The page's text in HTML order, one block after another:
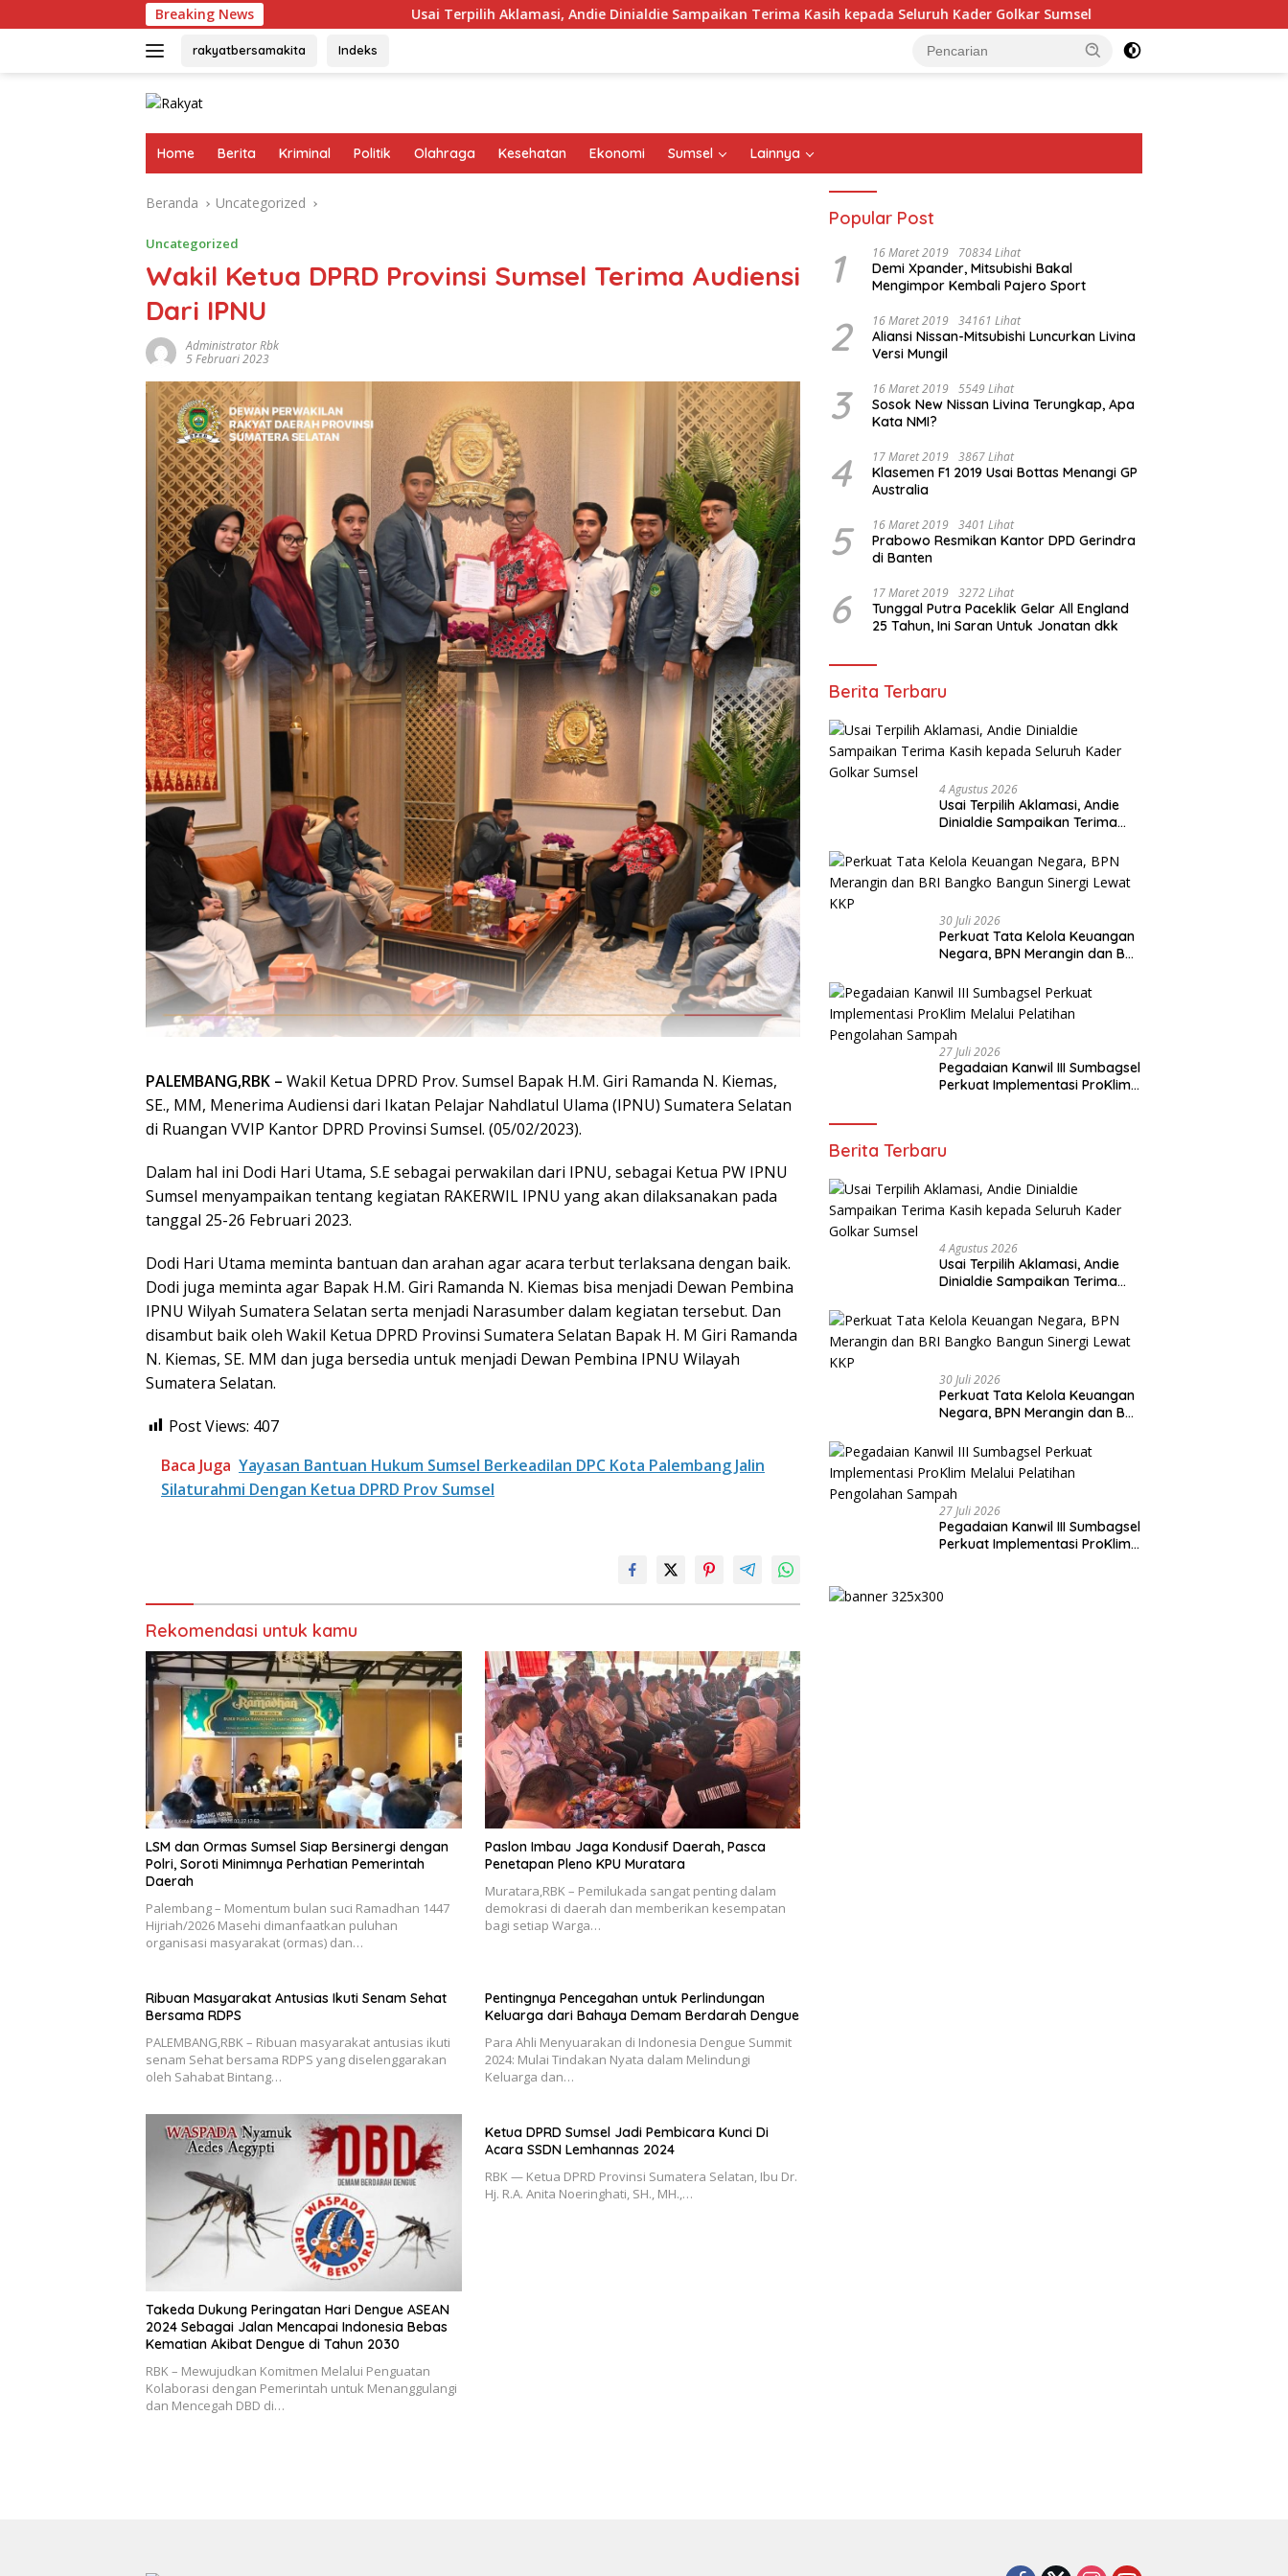
ke
Breaking News Usai Terpilih Aklamasi, Andie Dinialdie Sampaikan Terima Kasih kepada Seluruh Kader Golkar Sumsel Perkuat Tata Kelola Keuangan
rakyatbersamakita Indeks
Home Berita Kriminal Politik Olahraga Kesehatan Ekonomi Sumsel Lainnya
Beranda Uncategorized
Uncategorized
Wakil Ketua DPRD Provinsi Sumsel Terima Audiensi
Dari IPNU
Administrator Rbk
5 Februari 2023
PALEMBANG,RBK – Wakil Ketua DPRD Prov. Sumsel Bapak H.M. Giri Ramanda N. Kiemas,
SE., MM, Menerima Audiensi dari Ikatan Pelajar Nahdlatul Ulama (IPNU) Sumatera Selatan
di Ruangan VVIP Kantor DPRD Provinsi Sumsel. (05/02/2023).
Dalam hal ini Dodi Hari Utama, S.E sebagai perwakilan dari IPNU, sebagai Ketua PW IPNU
Sumsel menyampaikan tentang kegiatan RAKERWIL IPNU yang akan dilaksanakan pada
tanggal 25-26 Februari 2023.
Dodi Hari Utama meminta bantuan dan arahan agar acara terbut terlaksana dengan baik.
Dodi juga meminta agar Bapak H.M. Giri Ramanda N. Kiemas bisa menjadi Dewan Pembina
IPNU Wilyah Sumatera Selatan serta menjadi Narasumber dalam kegiatan tersebut. Dan
disambut baik oleh Wakil Ketua DPRD Provinsi Sumatera Selatan Bapak H. M Giri Ramanda
N. Kiemas, SE. MM dan juga bersedia untuk menjadi Dewan Pembina IPNU Wilayah
Sumatera Selatan.
Post Views: 407
Baca Juga Yayasan Bantuan Hukum Sumsel Berkeadilan DPC Kota Palembang Jalin
Silaturahmi Dengan Ketua DPRD Prov Sumsel
Rekomendasi untuk kamu
LSM dan Ormas Sumsel Siap Bersinergi dengan
Polri, Soroti Minimnya Perhatian Pemerintah
Daerah
Palembang – Momentum bulan suci Ramadhan 1447
Hijriah/2026 Masehi dimanfaatkan puluhan
organisasi masyarakat (ormas) dan…
Paslon Imbau Jaga Kondusif Daerah, Pasca
Penetapan Pleno KPU Muratara
Muratara,RBK – Pemilukada sangat penting dalam
demokrasi di daerah dan memberikan kesempatan
bagi setiap Warga…
Ribuan Masyarakat Antusias Ikuti Senam Sehat
Bersama RDPS
PALEMBANG,RBK – Ribuan masyarakat antusias ikuti
senam Sehat bersama RDPS yang diselenggarakan
oleh Sahabat Bintang…
Pentingnya Pencegahan untuk Perlindungan
Keluarga dari Bahaya Demam Berdarah Dengue
Para Ahli Menyuarakan di Indonesia Dengue Summit
2024: Mulai Tindakan Nyata dalam Melindungi
Keluarga dan…
Takeda Dukung Peringatan Hari Dengue ASEAN
2024 Sebagai Jalan Mencapai Indonesia Bebas
Kematian Akibat Dengue di Tahun 2030
RBK – Mewujudkan Komitmen Melalui Penguatan
Kolaborasi dengan Pemerintah untuk Menanggulangi
dan Mencegah DBD di…
Ketua DPRD Sumsel Jadi Pembicara Kunci Di
Acara SSDN Lemhannas 2024
RBK — Ketua DPRD Provinsi Sumatera Selatan, Ibu Dr.
Hj. R.A. Anita Noeringhati, SH., MH.,…
Popular Post
1 16 Maret 2019 70834 Lihat
Demi Xpander, Mitsubishi Bakal
Mengimpor Kembali Pajero Sport
2 16 Maret 2019 34161 Lihat
Aliansi Nissan-Mitsubishi Luncurkan Livina
Versi Mungil
3 16 Maret 2019 5549 Lihat
Sosok New Nissan Livina Terungkap, Apa
Kata NMI?
4 17 Maret 2019 3867 Lihat
Klasemen F1 2019 Usai Bottas Menangi GP
Australia
5 16 Maret 2019 3401 Lihat
Prabowo Resmikan Kantor DPD Gerindra
di Banten
6 17 Maret 2019 3272 Lihat
Tunggal Putra Paceklik Gelar All England
25 Tahun, Ini Saran Untuk Jonatan dkk
Berita Terbaru
4 Agustus 2026
Usai Terpilih Aklamasi, Andie
Dinialdie Sampaikan Terima
Golkar Sumsel
30 Juli 2026
Perkuat Tata Kelola Keuangan
Negara, BPN Merangin dan BRI
KKP
27 Juli 2026
Pegadaian Kanwil III Sumbagsel
Perkuat Implementasi ProKlim
Berita Terbaru
4 Agustus 2026
Usai Terpilih Aklamasi, Andie
Dinialdie Sampaikan Terima
Golkar Sumsel
30 Juli 2026
Perkuat Tata Kelola Keuangan
Negara, BPN Merangin dan BRI
KKP
27 Juli 2026
Pegadaian Kanwil III Sumbagsel
Perkuat Implementasi ProKlim